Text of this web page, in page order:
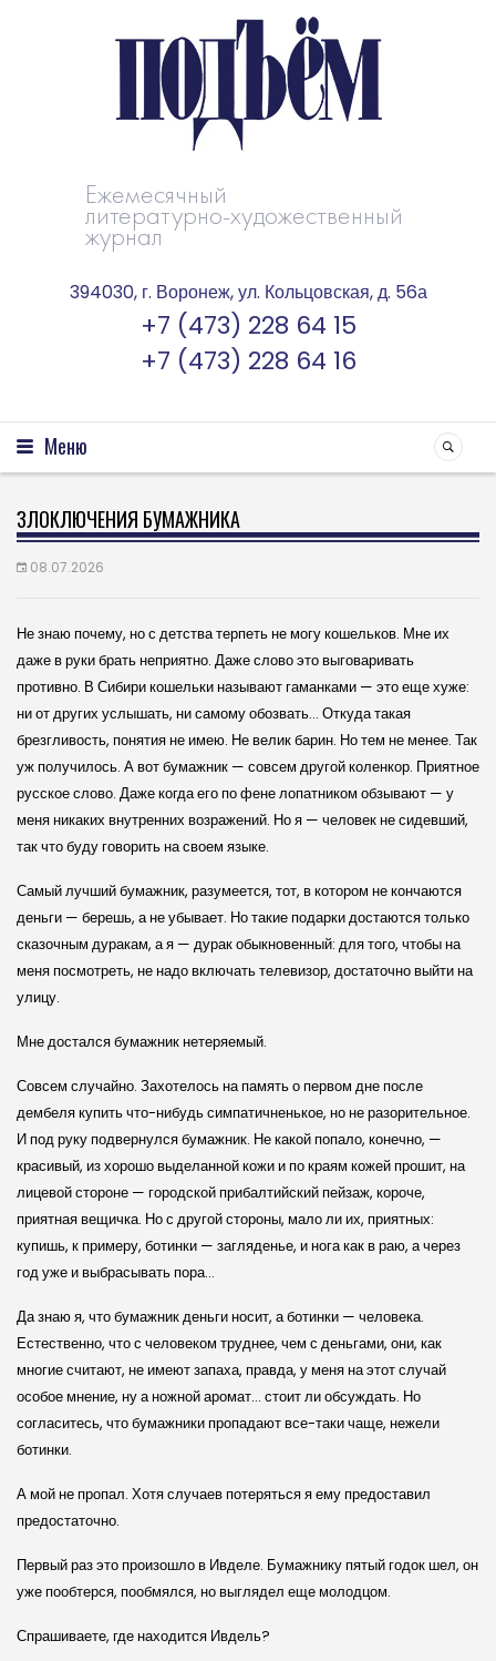
Ежемесячный
литературно-художественный
журнал
394030, г. Воронеж, ул. Кольцовская, д. 56а
+7 (473) 228 64 15
+7 (473) 228 64 16
Меню
ЗЛОКЛЮЧЕНИЯ БУМАЖНИКА
08.07.2026
Не знаю почему, но с детства терпеть не могу кошельков. Мне их
даже в руки брать неприятно. Даже слово это выговаривать
противно. В Сибири кошельки называют гаманками — это еще хуже:
ни от других услышать, ни самому обозвать… Откуда такая
брезгливость, понятия не имею. Не велик барин. Но тем не менее. Так
уж получилось. А вот бумажник — совсем другой коленкор. Приятное
русское слово. Даже когда его по фене лопатником обзывают — у
меня никаких внутренних возражений. Но я — человек не сидевший,
так что буду говорить на своем языке.
Самый лучший бумажник, разумеется, тот, в котором не кончаются
деньги — берешь, а не убывает. Но такие подарки достаются только
сказочным дуракам, а я — дурак обыкновенный: для того, чтобы на
меня посмотреть, не надо включать телевизор, достаточно выйти на
улицу.
Мне достался бумажник нетеряемый.
Совсем случайно. Захотелось на память о первом дне после
дембеля купить что-нибудь симпатичненькое, но не разорительное.
И под руку подвернулся бумажник. Не какой попало, конечно, —
красивый, из хорошо выделанной кожи и по краям кожей прошит, на
лицевой стороне — городской прибалтийский пейзаж, короче,
приятная вещичка. Но с другой стороны, мало ли их, приятных:
купишь, к примеру, ботинки — загляденье, и нога как в раю, а через
год уже и выбрасывать пора…
Да знаю я, что бумажник деньги носит, а ботинки — человека.
Естественно, что с человеком труднее, чем с деньгами, они, как
многие считают, не имеют запаха, правда, у меня на этот случай
особое мнение, ну а ножной аромат… стоит ли обсуждать. Но
согласитесь, что бумажники пропадают все-таки чаще, нежели
ботинки.
А мой не пропал. Хотя случаев потеряться я ему предоставил
предостаточно.
Первый раз это произошло в Ивделе. Бумажнику пятый годок шел, он
уже пообтерся, пообмялся, но выглядел еще молодцом.
Спрашиваете, где находится Ивдель?